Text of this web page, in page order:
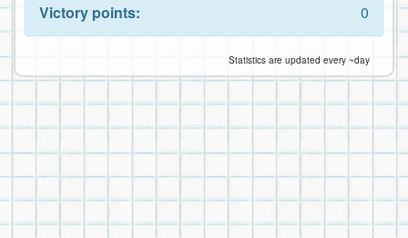
Victory points:
0
Statistics are updated every ~day